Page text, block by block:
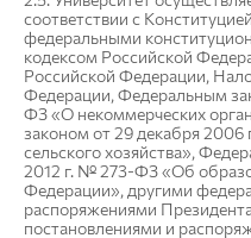
соответствии с
федеральными
кодексом Российской
Российской Федерации,
Федерации, Федеральным
ФЗ «О некоммерческих
законом от 29 декабря
сельского хозяйства»,
2012 г. № 273-ФЗ «Об
Федерации», другими
распоряжениями
постановлениями и